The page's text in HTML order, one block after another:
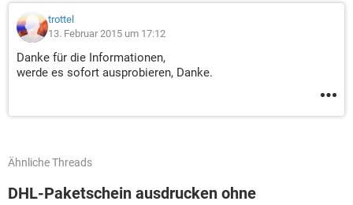
trottel
13. Februar 2015 um 17:12
Danke für die Informationen,
werde es sofort ausprobieren, Danke.
Ähnliche Threads
DHL-Paketschein ausdrucken ohne